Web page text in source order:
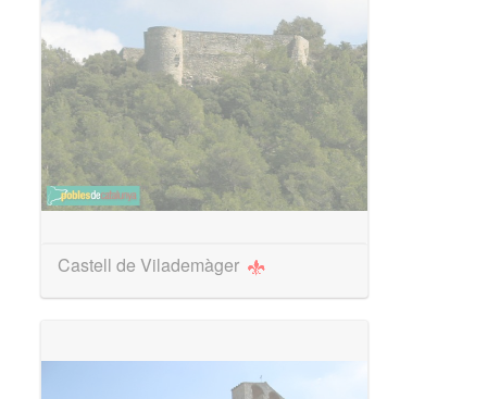
Castell de Vilademàger